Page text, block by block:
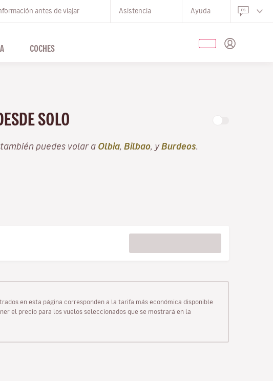
antes de viajar Asistencia Ayuda
COCHES
SOLO
también puedes volar a Olbia Bilbao , yBurdeos
en esta página corresponden a la tarifa más económica disponible
el precio para los vuelos seleccionados que se mostrará en la